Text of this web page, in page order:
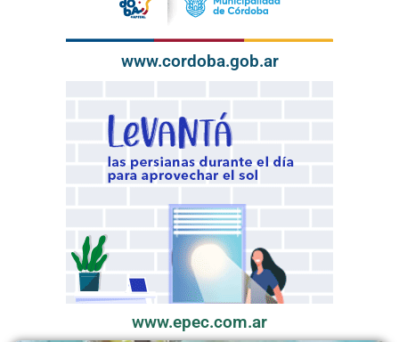
www.cordoba.gob.ar
www.epec.com.ar